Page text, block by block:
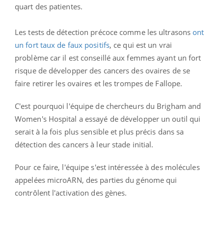
quart des patientes.
Les tests de détection précoce comme les ultrasons ont
un fort taux de faux positifs, ce qui est un vrai
problème car il est conseillé aux femmes ayant un fort
risque de développer des cancers des ovaires de se
faire retirer les ovaires et les trompes de Fallope.
C'est pourquoi l'équipe de chercheurs du Brigham and
Women's Hospital a essayé de développer un outil qui
serait à la fois plus sensible et plus précis dans sa
détection des cancers à leur stade initial.
Pour ce faire, l'équipe s'est intéressée à des molécules
appelées microARN, des parties du génome qui
contrôlent l'activation des gènes.